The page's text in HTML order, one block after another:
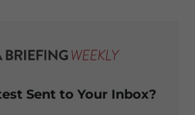
Sent to Your Inbox?